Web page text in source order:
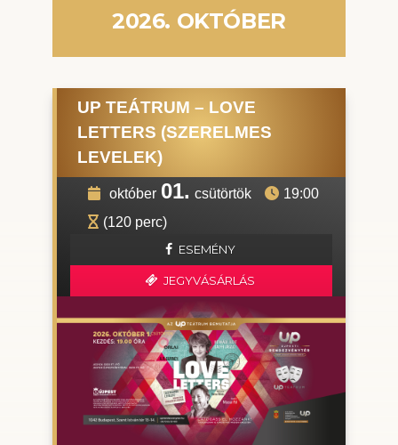
2026. OKTÓBER
UP TEÁTRUM – LOVE
LETTERS (SZERELMES
LEVELEK)
október 01. csütörtök
19:00
(120 perc)
ESEMÉNY
JEGYVÁSÁRLÁS